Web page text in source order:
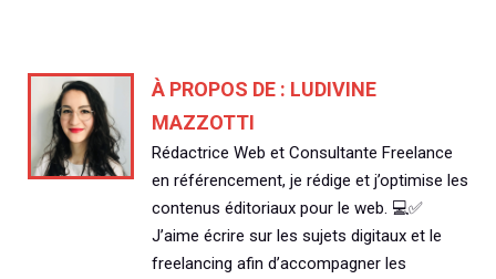
À PROPOS DE : LUDIVINE
MAZZOTTI
Rédactrice Web et Consultante Freelance
en référencement, je rédige et j’optimise les
contenus éditoriaux pour le web. 💻✅
J’aime écrire sur les sujets digitaux et le
freelancing afin d’accompagner les